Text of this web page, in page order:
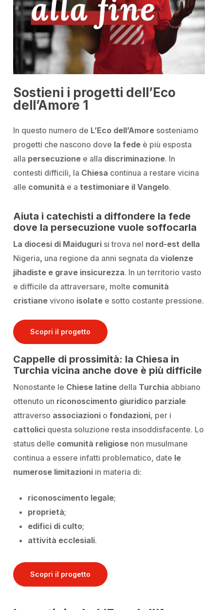
Sostieni i progetti dell’Eco
dell’Amore 1
In questo numero de L’Eco dell’Amore sosteniamo
progetti che nascono dove la fede è più esposta
alla persecuzione e alla discriminazione. In
contesti difficili, la Chiesa continua a restare vicina
alle comunità e atestimoniare il Vangelo.
Aiuta i catechisti a diffondere la fede
dove la persecuzione vuole soffocarla
La diocesi di Maiduguri si trova nel nord-est della
Nigeria, una regione da anni segnata da violenze
jihadiste e grave insicurezza. In un territorio vasto
e difficile da attraversare, molte comunità
cristiane vivono isolate e sotto costante pressione.
Scopri il progetto
Cappelle di prossimità: la Chiesa in
Turchia vicina anche dove è più difficile
Nonostante le Chiese latine della Turchia abbiano
ottenuto un riconoscimento giuridico parziale
attraverso associazioni ofondazioni, per i
cattolici questa soluzione resta insoddisfacente. Lo
status delle comunità religiose non musulmane
continua a essere infatti problematico, date le
numerose limitazioni in materia di:
riconoscimento legale;
proprietà;
edifici di culto;
attività ecclesiali.
Scopri il progetto